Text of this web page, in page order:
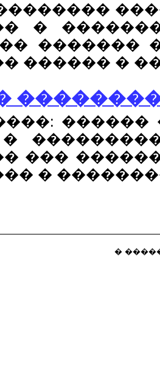
�
�������
������ �
������
���
�
�